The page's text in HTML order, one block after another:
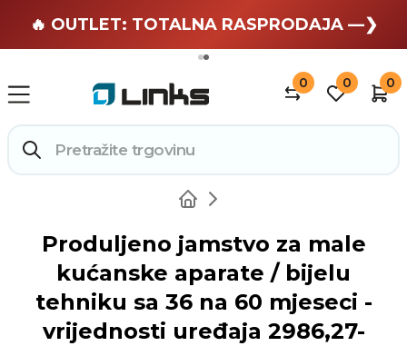
🏄 Zaslužuješ odmor —❯
🔥 OUTLET: TOTALNA RASPRODAJA —❯
0 0 0
Produljeno jamstvo za male
kućanske aparate / bijelu
tehniku sa 36 na 60 mjeseci -
vrijednosti uređaja 2986,27-